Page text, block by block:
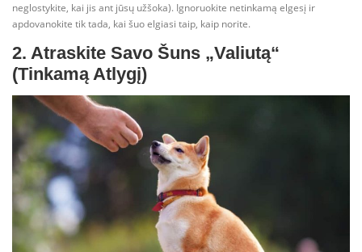
neglostykite, kai jis ant jūsų užšoka). Ignoruokite netinkamą elgesį ir
apdovanokite tik tada, kai šuo elgiasi taip, kaip norite.
2. Atraskite Savo Šuns „Valiutą“
(Tinkamą Atlygį)